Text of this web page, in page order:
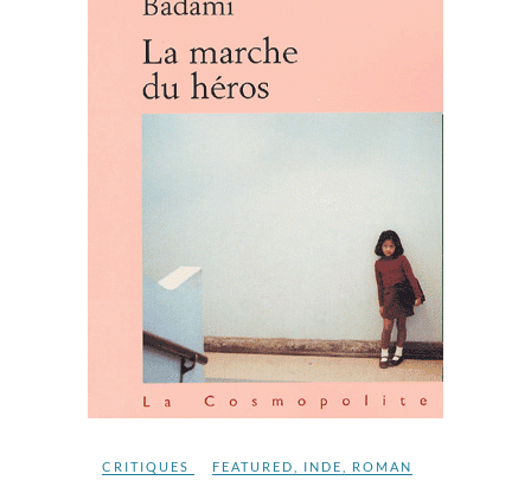
CRITIQUES FEATURED INDE ROMAN